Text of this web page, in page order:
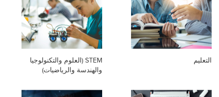
التعليم
STEM (العلوم والتكنولوجيا
والهندسة والرياضيات)